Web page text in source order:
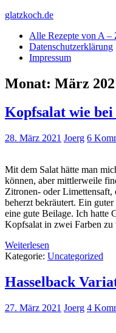
Skip
content
glatzkoch.de
Kochen für Doofe und
Alle Rezepte von A –
Datenschutzerklärung
Impressum
Monat: März
Kopfsalat wie bei
28. März 2021 Joerg 6
Mit dem Salat hätte man
können, aber mittlerweile
Zitronen- oder
beherzt bekräutert. Ein
eine gute Beilage. Ich hatte
Kopfsalat in zwei Farben
Weiterlesen
Kategorie: Uncategorized
Hasselback
27. März 2021 Joerg 4